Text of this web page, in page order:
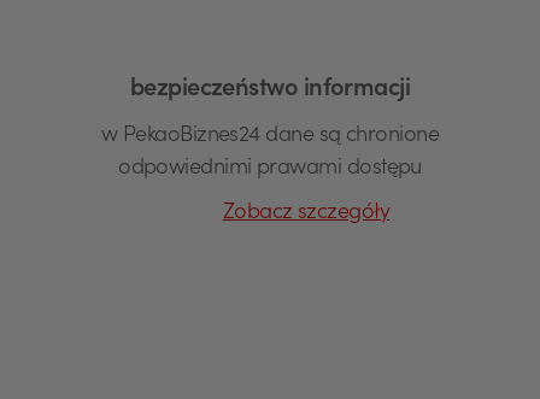
bezpieczeństwo informacji
w PekaoBiznes24 dane są chronione
odpowiednimi prawami dostępu
Zobacz szczegóły